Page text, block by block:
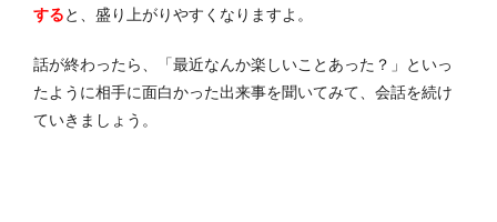
すると、盛り上がりやすくなりますよ。
話が終わったら、「最近なんか楽しいことあった？」といっ
たように相手に面白かった出来事を聞いてみて、会話を続け
ていきましょう。